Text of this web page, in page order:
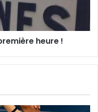
heure !